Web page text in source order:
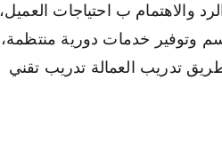
والاهتمام ب احتياجات العميل،
وتوفير خدمات دورية منتظمة،
تدريب العمالة تدريب تقني